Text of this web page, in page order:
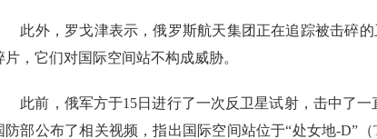
外，罗戈津表示，俄罗斯航天集团正在追踪被击碎的
片，它们对国际空间站不构成威胁。
前，俄军方于15日进行了一次反卫星试射，击中了一
防部公布了相关视频，指出国际空间站位于“处女地-D”（